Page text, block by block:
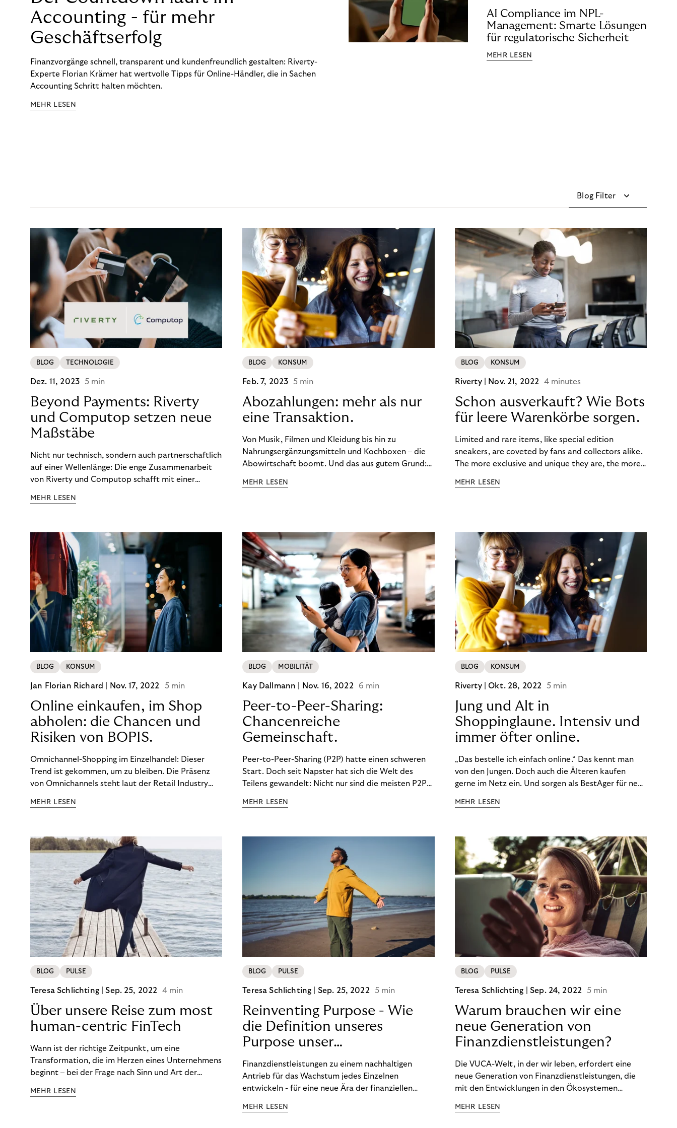
Accounting - für mehr
Geschäftserfolg
Finanzvorgänge schnell, transparent und kundenfreundlich gestalten: Riverty-
Experte Florian Krämer hat wertvolle Tipps für Online-Händler, die in Sachen
Accounting Schritt halten möchten.
MEHR LESEN
AI Compliance im NPL-
Management: Smarte Lösungen
für regulatorische Sicherheit
MEHR LESEN
Blog Filter
BLOG TECHNOLOGIE
Dez. 11, 2023 5 min
Beyond Payments: Riverty
und Computop setzen neue
Maßstäbe
Nicht nur technisch, sondern auch partnerschaftlich
auf einer Wellenlänge: Die enge Zusammenarbeit
von Riverty und Computop schafft mit einer
Zahlungsabwicklung echte Mehrwerte für Händler.
MEHR LESEN
BLOG KONSUM
Feb. 7, 2023 5 min
Abozahlungen: mehr als nur
eine Transaktion.
Von Musik, Filmen und Kleidung bis hin zu
Nahrungsergänzungsmitteln und Kochboxen – die
Abowirtschaft boomt. Und das aus gutem Grund:
wünschen. Sie ermöglichen es uns, Produkte und
entdeckt. Und das neue Geschäftsmodell rentiert
sich. Doch was genau können Sie tun, um
Abozahlungen für Ihren Erfolg zu nutzen?
MEHR LESEN
BLOG KONSUM
Riverty | Nov. 21, 2022 4 minutes
Schon ausverkauft? Wie Bots
für leere Warenkörbe sorgen.
Limited and rare items, like special edition
sneakers, are coveted by fans and collectors alike.
The more exclusive and unique they are, the more
industry uses artificial scarcity, also known as a
value. You might be thinking, “Kerching!”. But this is
really an unwanted side effect – one which more
and more companies are taking technical steps to
tackle.
MEHR LESEN
BLOG KONSUM
Jan Florian Richard | Nov. 17, 2022 5 min
Online einkaufen, im Shop
abholen: die Chancen und
Risiken von BOPIS.
Omnichannel-Shopping im Einzelhandel: Dieser
Trend ist gekommen, um zu bleiben. Die Präsenz
von Omnichannels steht laut der Retail Industry
nicht mehr verzichtet werden kann. Ein fester
online ein und holen die Ware im Shop ab. BOPIS
bietet zwar viele Vorteile, hat aber auch seinen
Preis. Potenzielle Betrugsfälle oder zusätzliche
Betriebskosten sind nur einige der Risiken. Ist es
das also wert? Wir stellen die Vor- und Nachteile
von BOPIS vor.
MEHR LESEN
BLOG MOBILITÄT
Kay Dallmann | Nov. 16, 2022 6 min
Peer-to-Peer-Sharing:
Chancenreiche
Gemeinschaft.
Peer-to-Peer-Sharing (P2P) hatte einen schweren
Start. Doch seit Napster hat sich die Welt des
Teilens gewandelt: Nicht nur sind die meisten P2P-
wird, hat sich geändert. Das bietet Unternehmen
MEHR LESEN
BLOG KONSUM
Riverty | Okt. 28, 2022 5 min
Jung und Alt in
Shoppinglaune. Intensiv und
immer öfter online.
„Das bestelle ich einfach online.“ Das kennt man
von den Jungen. Doch auch die Älteren kaufen
gerne im Netz ein. Und sorgen als BestAger für neue
von der Generation Z. Wir haben genauer
MEHR LESEN
BLOG PULSE
Teresa Schlichting |Sep. 25, 2022 4 min
Über unsere Reise zum most
human-centric FinTech
Wann ist der richtige Zeitpunkt, um eine
Transformation, die im Herzen eines Unternehmens
beginnt – bei der Frage nach Sinn und Art der
kommuniziert man ein Ziel, das so ganzheitlich ist,
MEHR LESEN
BLOG PULSE
Teresa Schlichting | Sep. 25, 2022 5 min
Reinventing Purpose - Wie
die Definition unseres
Purpose unser
Transformation beeinflusst
hat!
Finanzdienstleistungen zu einem nachhaltigen
Antrieb für das Wachstum jedes Einzelnen
entwickeln - für eine neue Ära der finanziellen
Startpunkt unserer Transformation. Lesen Sie mehr
MEHR LESEN
BLOG PULSE
Teresa Schlichting |Sep. 24, 2022 5 min
Warum brauchen wir eine
neue Generation von
Finanzdienstleistungen?
Die VUCA-Welt, in der wir leben, erfordert eine
neue Generation von Finanzdienstleistungen, die
mit den Entwicklungen in den Ökosystemen
finanzielle Situation jedes Einzelnen zugeschnitten
MEHR LESEN